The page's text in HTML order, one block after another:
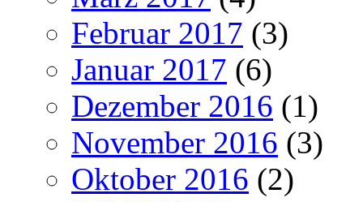
Februar 2017 (3)
Januar 2017 (6)
Dezember 2016 (1)
November 2016 (3)
Oktober 2016 (2)